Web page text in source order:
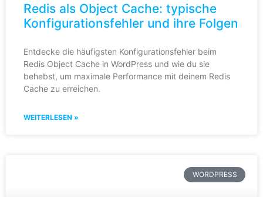
Redis als Object Cache: typische
Konfigurationsfehler und ihre Folgen
Entdecke die häufigsten Konfigurationsfehler beim
Redis Object Cache in WordPress und wie du sie
behebst, um maximale Performance mit deinem Redis
Cache zu erreichen.
WEITERLESEN »
WORDPRESS